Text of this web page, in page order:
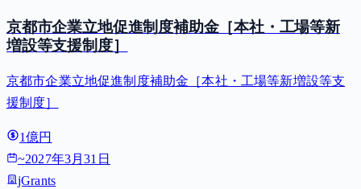
京都市企業立地促進制度補助金［本社・工場等新
増設等支援制度］
京都市企業立地促進制度補助金［本社・工場等新増設等支
援制度］
1億円
~2027年3月31日
jGrants